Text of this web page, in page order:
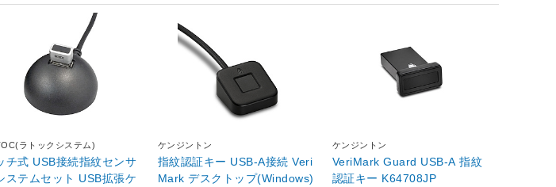
ラトックシステム)
チ式 USB接続指紋センサ
ステムセット USB拡張ケ
ケンジントン
指紋認証キー USB-A接続 Veri
Mark デスクトップ(Windows)
ケンジントン
VeriMark Guard USB-A 指紋
認証キー K64708JP